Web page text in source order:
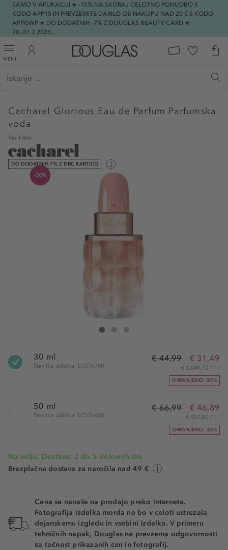
SAMO V APLIKACIJI ★ -15% NA SKORAJ CELOTNO PONUDBO S
KODO APP15 IN PREVZEMITE DARILO OB NAKUPU NAD 20 € S KODO
APPGWP ★ DO DODATNIH -7% Z DOUGLAS BEAUTY CARD ★
20.-31.7.2026.
MENI
Cacharel Glorious Eau de Parfum Parfumska
voda
Yes I Am
DO DODATNIH 7% Z DBC KARTICO
-30%
Cacharel Glorious Eau de Parfum
30 ml
Številka izdelka: LC576700
€ 44,99 € 31,49
€ 1.049,70 / 1 l
SHRANJENO -30%
50 ml
Številka izdelka: LC576600
€ 66,99 € 46,89
€ 937,80 / 1 l
SHRANJENO -30%
Na voljo. Dostava: 2 do 5 delovnih dni
Brezplačna dostava za naročila nad 49 €
Cena se nanaša na prodajo preko interneta.
Fotografija izdelka morda ne bo v celoti ustrezala
dejanskemu izgledu in vsebini izdelka. V primeru
tehničnih napak, Douglas ne prevzema odgovornosti
za točnost prikazanih cen in fotografij.